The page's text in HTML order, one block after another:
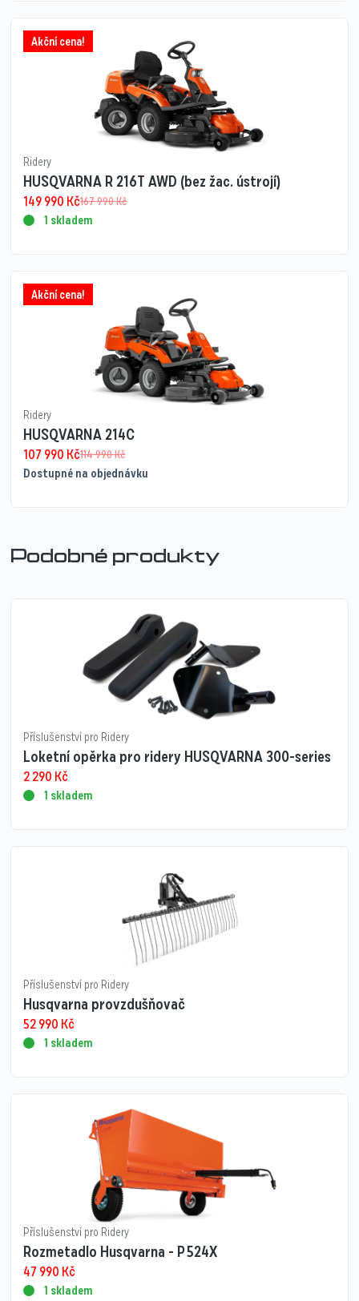
Akční cena!
Ridery
HUSQVARNA R 216T AWD (bez žac. ústrojí)
167 990Kč
149 990 Kč
1 skladem
Akční cena!
Ridery
HUSQVARNA 214C
114 990Kč
107 990 Kč
Dostupné na objednávku
Podobné produkty
Příslušenství pro Ridery
Loketní opěrka pro ridery HUSQVARNA 300-series
2 290 Kč
1 skladem
Příslušenství pro Ridery
Husqvarna provzdušňovač
52 990 Kč
1 skladem
Příslušenství pro Ridery
Rozmetadlo Husqvarna - P 524X
47 990 Kč
1 skladem